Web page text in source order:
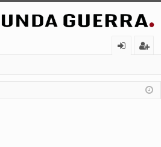
nt
ifi
ist
ra